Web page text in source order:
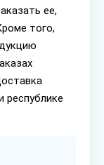
ее,
того,
республике